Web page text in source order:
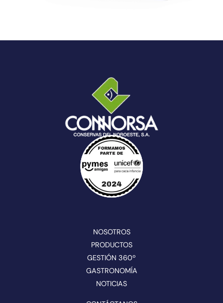
NOSOTROS
PRODUCTOS
GESTIÓN 360º
GASTRONOMÍA
NOTICIAS